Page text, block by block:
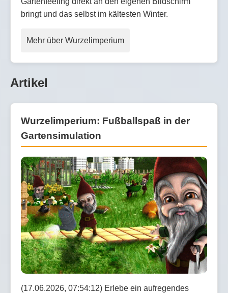
bringt und das selbst im kältesten Winter.
Mehr über Wurzelimperium
Artikel
Wurzelimperium: Fußballspaß in der
Gartensimulation
(17.06.2026, 07:54:12) Erlebe ein aufregendes